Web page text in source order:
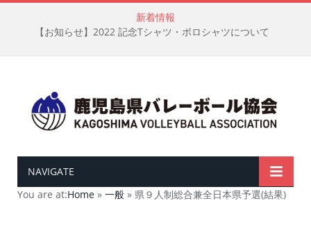
新着情報
【お知らせ】2022 記念Tシャツ・ポロシャツについて
NAVIGATE
You are at:Home » 一般 » 県９人制総合兼全日本県予選(結果)